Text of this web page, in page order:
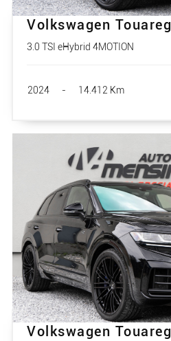
Volkswagen Touareg
3.0 TSI eHybrid 4MOTION
2024 - 14.412 Km
Volkswagen Touareg